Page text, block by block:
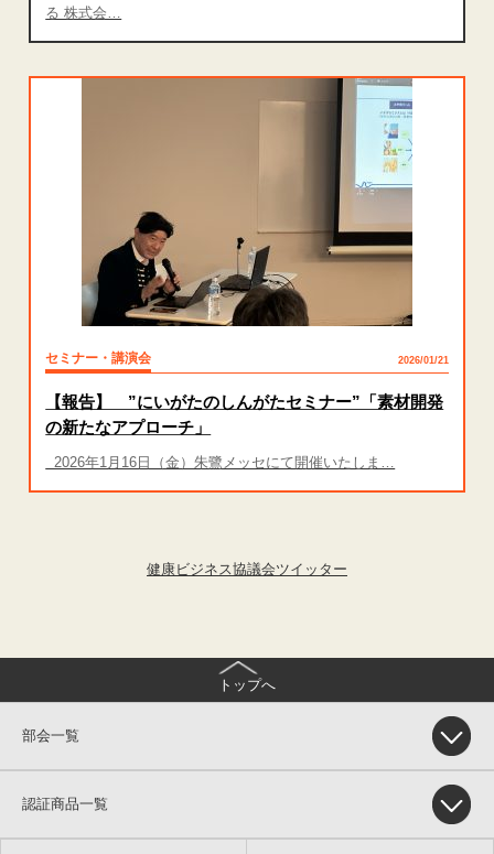
る 株式会…
セミナー・講演会 2026/01/21
【報告】 ”にいがたのしんがたセミナー”「素材開発
の新たなアプローチ」
2026年1月16日（金）朱鷺メッセにて開催いたしま…
健康ビジネス協議会ツイッター
トップへ
部会一覧
認証商品一覧